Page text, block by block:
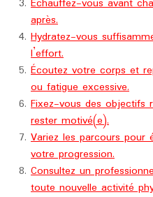
Échauffez-vous avant
après.
Hydratez-vous
l’effort.
Écoutez votre corps et
ou fatigue excessive.
Fixez-vous des objectifs
rester motivé(e).
Variez les parcours
votre progression.
Consultez un
toute nouvelle activité